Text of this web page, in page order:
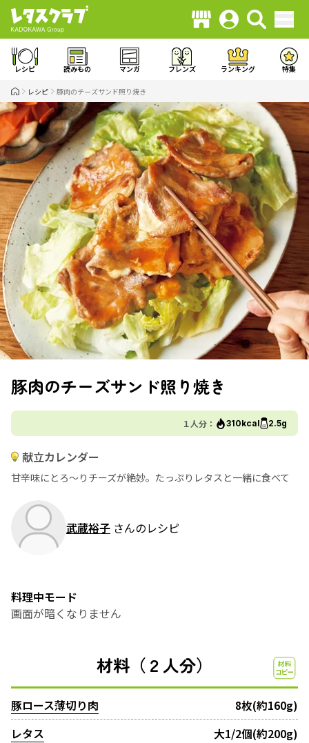
レシピ 読みもの マンガ フレンズ ランキング 特集
レシピ 豚肉のチーズサンド照り焼き
豚肉のチーズサンド照り焼き
１人分： 310kcal 2.5g
献立カレンダー
甘辛味にとろ～りチーズが絶妙。たっぷりレタスと一緒に食べて
武蔵裕子 さんのレシピ
料理中モード
画面が暗くなりません
材料（２人分）
豚ロース薄切り肉
8枚(約160g)
レタス
大1/2個(約200g)